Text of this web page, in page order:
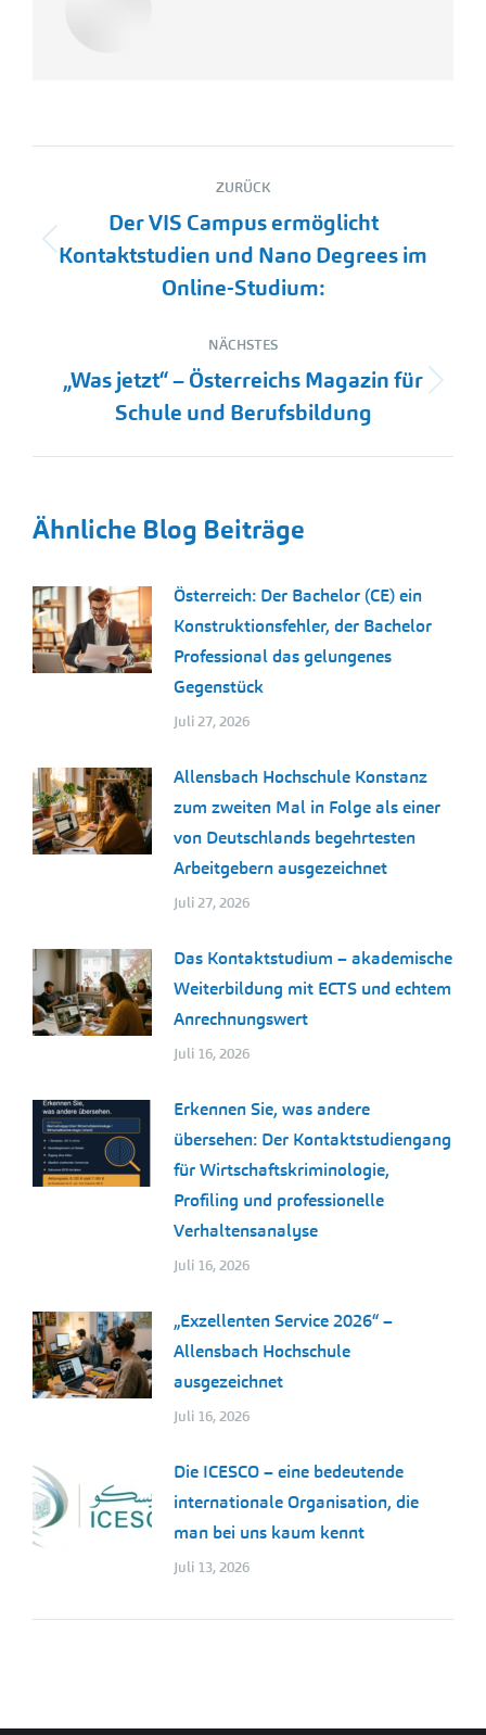
Kommentarnavigation
ZURÜCK
Vorheriger
Beitrag:
Der VIS Campus ermöglicht
Kontaktstudien und Nano Degrees im
Online-Studium:
NÄCHSTES
Nächster
Beitrag:
„Was jetzt“ – Österreichs Magazin für
Schule und Berufsbildung
Ähnliche Blog Beiträge
Österreich: Der Bachelor (CE) ein
Konstruktionsfehler, der Bachelor
Professional das gelungenes
Gegenstück
Juli 27, 2026
Allensbach Hochschule Konstanz
zum zweiten Mal in Folge als einer
von Deutschlands begehrtesten
Arbeitgebern ausgezeichnet
Juli 27, 2026
Das Kontaktstudium – akademische
Weiterbildung mit ECTS und echtem
Anrechnungswert
Juli 16, 2026
Erkennen Sie, was andere
übersehen: Der Kontaktstudiengang
für Wirtschaftskriminologie,
Profiling und professionelle
Verhaltensanalyse
Juli 16, 2026
„Exzellenten Service 2026“ –
Allensbach Hochschule
ausgezeichnet
Juli 16, 2026
Die ICESCO – eine bedeutende
internationale Organisation, die
man bei uns kaum kennt
Juli 13, 2026